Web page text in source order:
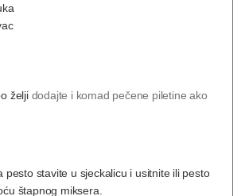
želji dodajte i komad pečene piletine ako
pesto stavite u sjeckalicu i usitnite ili pesto
štapnog miksera.